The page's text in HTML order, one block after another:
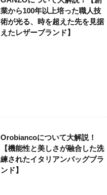
業から100年以上培った職人技
術が光る、時を超えた先を見据
えたレザーブランド】
Orobiancoについて大解説！
【機能性と美しさが融合した洗
練されたイタリアンバッグブラ
ンド】